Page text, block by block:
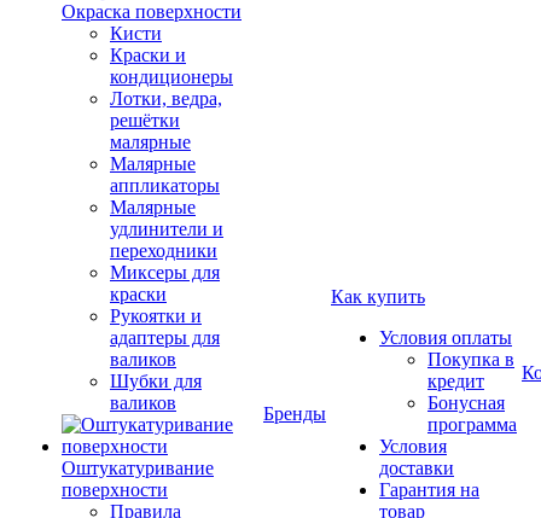
Окраска поверхности
Кисти
Краски и
кондиционеры
Лотки, ведра,
решётки
малярные
Малярные
аппликаторы
Малярные
удлинители и
переходники
Миксеры для
краски
Рукоятки и
адаптеры для
валиков
Шубки для
валиков
Оштукатуривание
поверхности
Правила
Бренды
Как купить
Условия оплаты
Покупка в
кредит
Бонусная
программа
Условия
доставки
Гарантия на
товар